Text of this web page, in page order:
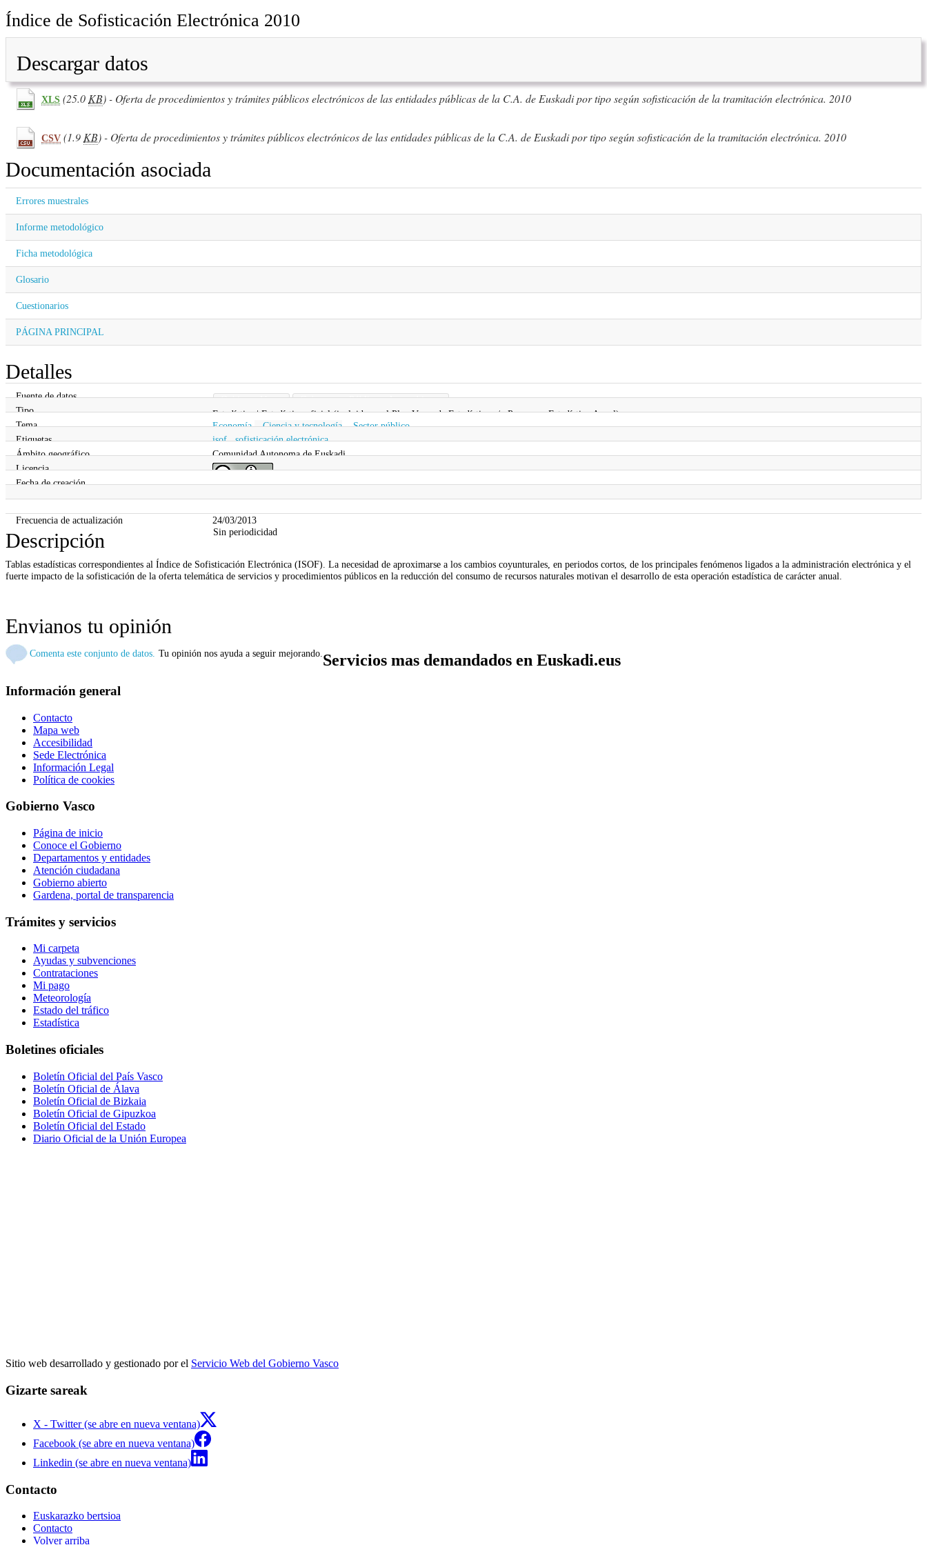
Índice de Sofisticación Electrónica 2010
Descargar datos
XLS (25.0KB) - Oferta de procedimientos y trámites públicos electrónicos de las entidades públicas de la C.A. de Euskadi por tipo según sofisticación de la tramitación electrónica. 2010
CSV (1.9 KB) - Oferta de procedimientos y trámites públicos electrónicos de las entidades públicas de la C.A. de Euskadi por tipo según sofisticación de la tramitación electrónica. 2010
Documentación asociada
Errores muestrales
Informe metodológico
Ficha metodológica
Glosario
Cuestionarios
PÁGINA PRINCIPAL
Detalles
Fuente de datos Gobierno Vasco Gobernanza Pública y Autogobierno
Tipo
Estadística | Estadística oficial (incluida en el Plan Vasco de Estadística y/o Programa Estadístico Anual)
Tema
Economía ,Ciencia y tecnología ,Sector público
Etiquetas
isof ,sofisticación electrónica
Ámbito geográfico
Comunidad Autonoma de Euskadi
Licencia
Fecha de creación
24/03/2013
Frecuencia de actualización
Sin periodicidad
Descripción
Tablas estadísticas correspondientes al Índice de Sofisticación Electrónica (ISOF). La necesidad de aproximarse a los cambios coyunturales, en periodos cortos, de los principales fenómenos ligados a la administración electrónica y el
fuerte impacto de la sofisticación de la oferta telemática de servicios y procedimientos públicos en la reducción del consumo de recursos naturales motivan el desarrollo de esta operación estadística de carácter anual.
Envianos tu opinión
Comenta este conjunto de datos. Tu opinión nos ayuda a seguir mejorando. Servicios mas demandados en Euskadi.eus
Información general
Contacto
Mapa web
Accesibilidad
Sede Electrónica
Información Legal
Política de cookies
Gobierno Vasco
Página de inicio
Conoce el Gobierno
Departamentos y entidades
Atención ciudadana
Gobierno abierto
Gardena, portal de transparencia
Trámites y servicios
Mi carpeta
Ayudas y subvenciones
Contrataciones
Mi pago
Meteorología
Estado del tráfico
Estadística
Boletines oficiales
Boletín Oficial del País Vasco
Boletín Oficial de Álava
Boletín Oficial de Bizkaia
Boletín Oficial de Gipuzkoa
Boletín Oficial del Estado
Diario Oficial de la Unión Europea
Sitio web desarrollado y gestionado por el Servicio Web del Gobierno Vasco
Gizarte sareak
X - Twitter (se abre en nueva ventana)
Facebook (se abre en nueva ventana)
Linkedin (se abre en nueva ventana)
Contacto
Euskarazko bertsioa
Contacto
Volver arriba